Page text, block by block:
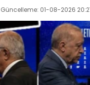
Güncelleme: 01-08-2026